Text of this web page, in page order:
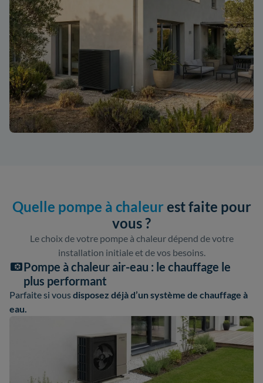
Quelle pompe à chaleurest faite pour
vous ?
Le choix de votre pompe à chaleur dépend de votre
installation initiale et de vos besoins.
Pompe à chaleur air-eau : le chauffage le
plus performant
Parfaite si vousdisposez déjà d’un système de chauffage à
eau.